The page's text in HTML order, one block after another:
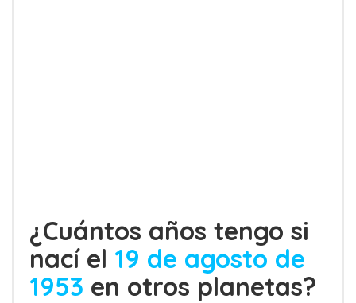
¿Cuántos años tengo si
nací el 19 de agosto de
1953 en otros planetas?